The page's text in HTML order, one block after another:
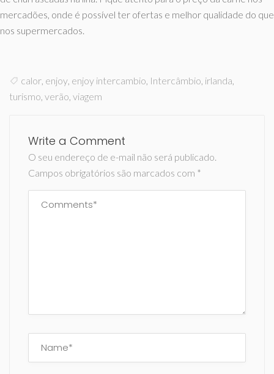
mercadões, onde é possível ter ofertas e melhor qualidade do que
nos supermercados.
calor, enjoy, enjoy intercambio, Intercâmbio, irlanda,
turismo, verão, viagem
Write a Comment
O seu endereço de e-mail não será publicado.
Campos obrigatórios são marcados com *